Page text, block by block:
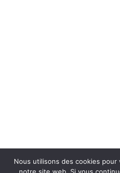
Nous utilisons des cookies